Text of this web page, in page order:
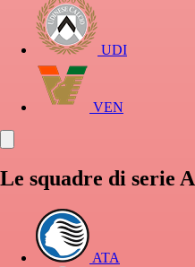
UDI
VEN
Le squadre di serie A
ATA